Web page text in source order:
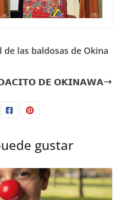
de las baldosas de Okina
𝗗𝗘 𝗢𝗞𝗜𝗡𝗔𝗪𝗔
gustar